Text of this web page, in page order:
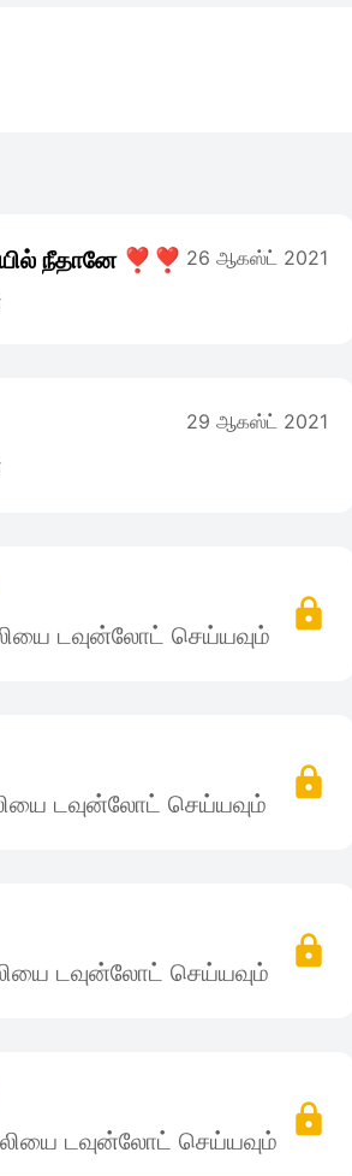
நீதானே ❣️❣️ 26 ஆகஸ்ட் 2021
29 ஆகஸ்ட் 2021
டவுன்லோட் செய்யவும்
டவுன்லோட் செய்யவும்
டவுன்லோட் செய்யவும்
டவுன்லோட் செய்யவும்